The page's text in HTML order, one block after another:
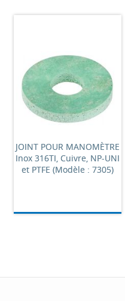
JOINT POUR MANOMÈTRE
Inox 316TI, Cuivre, NP-UNI
et PTFE (Modèle : 7305)